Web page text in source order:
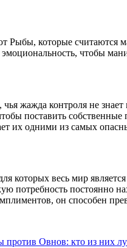
Рыбы, которые считаются
чтобы
жажда контроля не
поставить собственные
их одними из самых
которых весь мир
потребность постоянно
он способен
Овнов: кто из них